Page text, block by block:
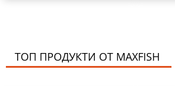
ТОП ПРОДУКТИ ОТ MAXFISH